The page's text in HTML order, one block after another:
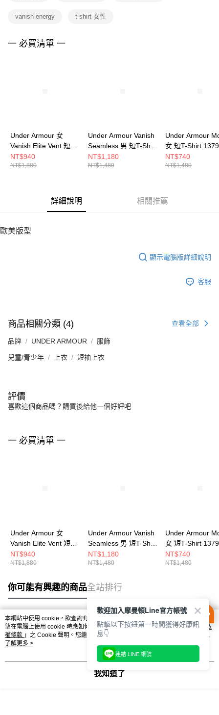
３．未成年的使用者請事先徵得法定代理人或監護人之同意方可使用
４．使用「AFTEE先享後付」時，將依據個別帳號之用戶狀況，依本公司即
vanish energy t-shirt 女性
一 必買清單 一
Under Armour 女
Vanish Elite Vent 短T-
Shirt 1386400-001
NT$940
NT$1,880
Under Armour Vanish
Seamless 男 短T-Shirt
1382801-001
NT$1,180
NT$1,480
Under Armour
女 短T-Shirt
539
NT$740
NT$1,480
詳細說明 相關推薦
歐美版型
顯示電腦版詳細說明
客服
商品相關分類 (4) 查看全部
品牌 UNDER ARMOUR 服飾
兒童/青少年 上衣 短袖上衣
評價
喜歡這個商品嗎？購買後給他一個好評吧
一 必買清單 一
Under Armour 女
Vanish Elite Vent 短T-
Shirt 1386400-001
NT$940
NT$1,880
Under Armour Vanish
Seamless 男 短T-Shirt
1382801-001
NT$1,180
NT$1,480
Under Armour
女 短T-Shirt
539
NT$740
NT$1,480
你可能有興趣的商品全站排行
熱門標籤
本網站中使用 cookie，欲查詢有關本網站使用 cookie 方式之詳情，及若您不希
望在電腦上使用 cookie 時應如何變更電腦的 cookie 設定，請參閱本網站「
隱私
權條款 」之 Cookie 聲明。您繼續使用本網站即表示您同意本公司得按本網站使
用條款之 Cookie 聲明使用 cookie。
了解更多 >
我知道了
歡迎加入摩曼頓Line官方帳號
點擊以下按鈕第一時間獲得好康訊
息👇
連結 LINE 帳號